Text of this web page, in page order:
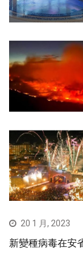
20 1 月, 2023
新變種病毒在安